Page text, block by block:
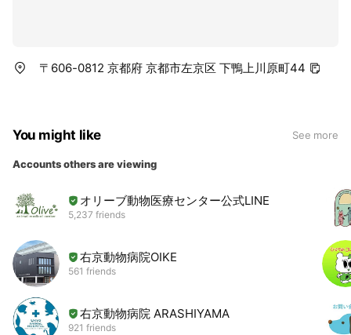
ューマンアニマルボンド）の為の医療』を提供することを
ためには、ご家族の話をじっくり聞いて話合うことが重要
なのです。 一度、病気・健康に関わらず当院にお立ち寄り
ください。 世間話の中で、『絆』は見えてくるものですか
ら。
〒606-0812 京都府 京都市左京区 下鴨上川原町44
You might like See more
Accounts others are viewing
オリーブ動物医療センター公式LINE
5,237 friends
右京動物病院OIKE
561 friends
右京動物病院 ARASHIYAMA
921 friends